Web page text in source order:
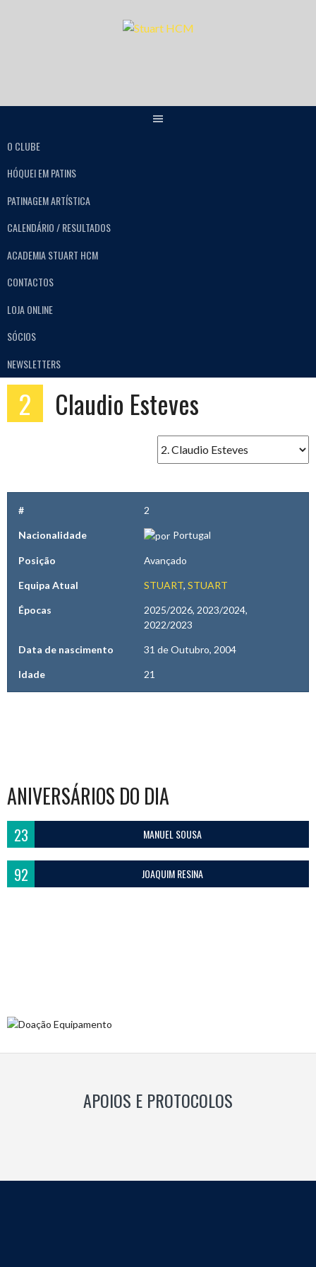
O CLUBE
HÓQUEI EM PATINS
PATINAGEM ARTÍSTICA
CALENDÁRIO / RESULTADOS
ACADEMIA STUART HCM
CONTACTOS
LOJA ONLINE
SÓCIOS
NEWSLETTERS
2 Claudio Esteves
# 2
Nacionalidade Portugal
Posição Avançado
Equipa Atual STUART,STUART
Épocas
2025/2026, 2023/2024,
2022/2023
Data de nascimento 31 de Outubro, 2004
Idade 21
ANIVERSÁRIOS DO DIA
23 MANUEL SOUSA
92 JOAQUIM RESINA
APOIOS E PROTOCOLOS